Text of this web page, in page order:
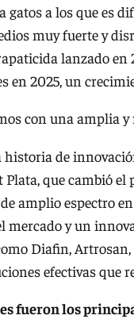
gatos a los que es
muy fuerte y
lanzado en
en 2025, un
con una amplia
historia de
Plata, que cambió
amplio espectro
mercado y un
Diafin,
efectivas que
fueron los